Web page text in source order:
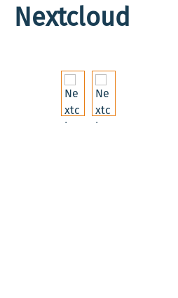
Nextcloud
Bildergalerie überspringen